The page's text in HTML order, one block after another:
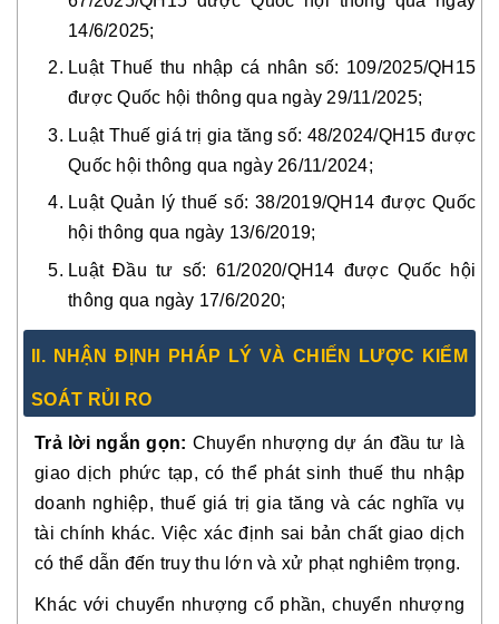
14/6/2025;
Luật Thuế thu nhập cá nhân số: 109/2025/QH15
được Quốc hội thông qua ngày 29/11/2025;
Luật Thuế giá trị gia tăng số: 48/2024/QH15 được
Quốc hội thông qua ngày 26/11/2024;
Luật Quản lý thuế số: 38/2019/QH14 được Quốc
hội thông qua ngày 13/6/2019;
Luật Đầu tư số: 61/2020/QH14 được Quốc hội
thông qua ngày 17/6/2020;
II. NHẬN ĐỊNH PHÁP LÝ VÀ CHIẾN LƯỢC KIỂM
SOÁT RỦI RO
Trả lời ngắn gọn: Chuyển nhượng dự án đầu tư là
giao dịch phức tạp, có thể phát sinh thuế thu nhập
doanh nghiệp, thuế giá trị gia tăng và các nghĩa vụ
tài chính khác. Việc xác định sai bản chất giao dịch
có thể dẫn đến truy thu lớn và xử phạt nghiêm trọng.
Khác với chuyển nhượng cổ phần, chuyển nhượng